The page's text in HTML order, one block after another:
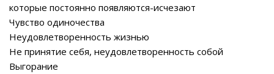
которые постоянно появляются-исчезают
Чувство одиночества
Неудовлетворенность жизнью
Не принятие себя, неудовлетворенность собой
Выгорание